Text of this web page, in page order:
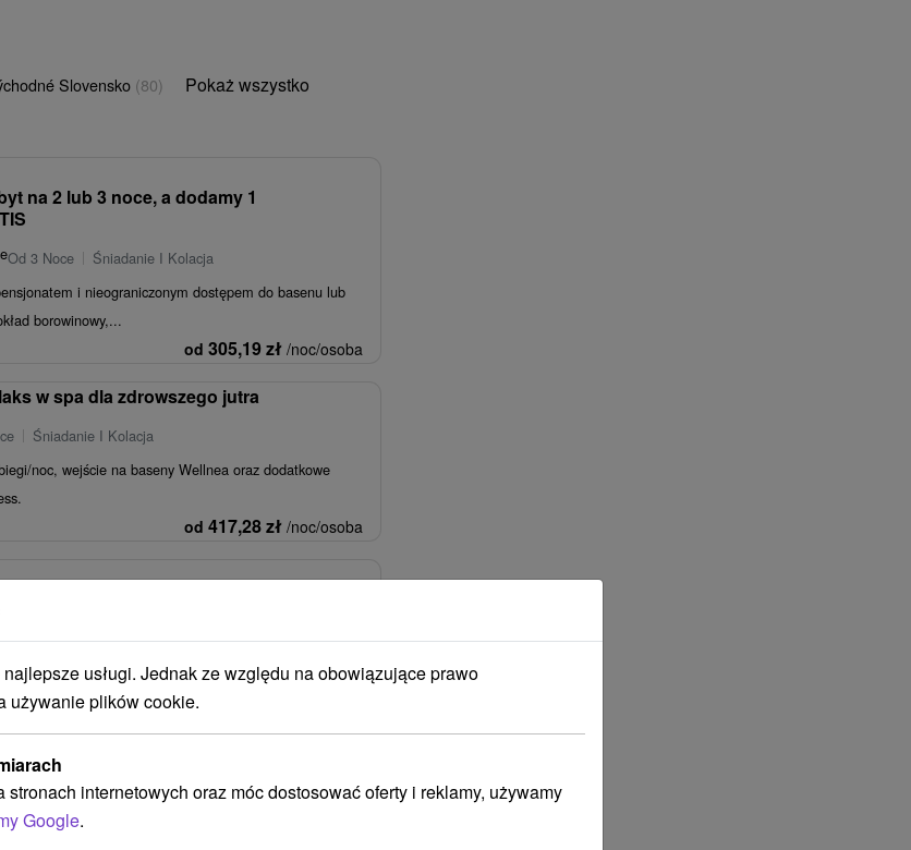
Slovensko (80) Pokaż wszystko
na 2 lub 3 noce, a dodamy 1
Od 3 Noce
Śniadanie I Kolacja
i nieograniczonym dostępem do basenu lub
borowinowy,...
od 305,19zł /noc/osoba
w spa dla zdrowszego jutra
Śniadanie I Kolacja
noc, wejście na baseny Wellnea oraz dodatkowe
od 417,28zł /noc/osoba
Pełne wyżywienie, basen i pakiet
dostęp do basenu, centrum fitness,
usługi. Jednak ze względu na obowiązujące prawo
używanie plików cookie.
internetowych oraz móc dostosować oferty i reklamy, używamy
Google.